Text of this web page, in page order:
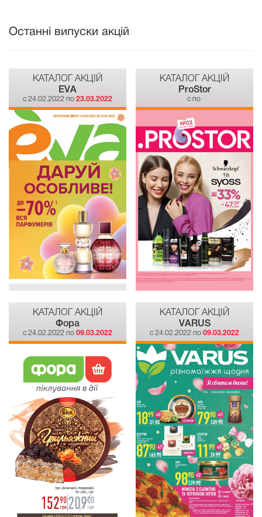
Останні випуски акцій
КАТАЛОГ АКЦІЙ
EVA
c 24.02.2022 по 23.03.2022
КАТАЛОГ АКЦІЙ
ProStor
c по
КАТАЛОГ АКЦІЙ
Фора
c 24.02.2022 по 09.03.2022
КАТАЛОГ АКЦІЙ
VARUS
c 24.02.2022 по09.03.2022